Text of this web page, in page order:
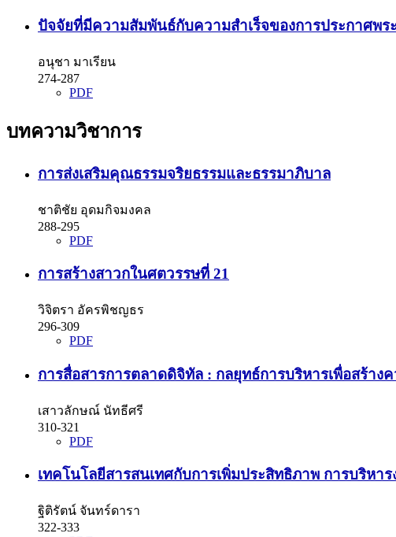
ปัจจัยที่มีความสัมพันธ์กับความสำเร็จของการประกาศพ
อนุชา มาเรียน
274-287
PDF
บทความวิชาการ
การส่งเสริมคุณธรรมจริยธรรมและธรรมาภิบาล
ชาติชัย อุดมกิจมงคล
288-295
PDF
การสร้างสาวกในศตวรรษที่ 21
วิจิตรา อัครพิชญธร
296-309
PDF
การสื่อสารการตลาดดิจิทัล : กลยุทธ์การบริหารเพื่อสร้า
เสาวลักษณ์ นัทธีศรี
310-321
PDF
เทคโนโลยีสารสนเทศกับการเพิ่มประสิทธิภาพ การบริห
ฐิติรัตน์ จันทร์ดารา
322-333